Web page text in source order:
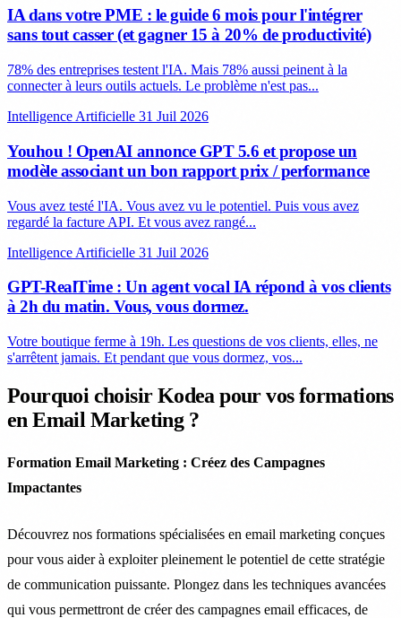
IA dans votre PME : le guide 6 mois pour l'intégrer
sans tout casser (et gagner 15 à 20% de productivité)
78% des entreprises testent l'IA. Mais 78% aussi peinent à la
connecter à leurs outils actuels. Le problème n'est pas...
Intelligence Artificielle 31 Juil 2026
Youhou ! OpenAI annonce GPT 5.6 et propose un
modèle associant un bon rapport prix / performance
Vous avez testé l'IA. Vous avez vu le potentiel. Puis vous avez
regardé la facture API. Et vous avez rangé...
Intelligence Artificielle 31 Juil 2026
GPT-RealTime : Un agent vocal IA répond à vos clients
à 2h du matin. Vous, vous dormez.
Votre boutique ferme à 19h. Les questions de vos clients, elles, ne
s'arrêtent jamais. Et pendant que vous dormez, vos...
Pourquoi choisir Kodea pour vos formations
en Email Marketing ?
Formation Email Marketing : Créez des Campagnes
Impactantes
Découvrez nos formations spécialisées en email marketing conçues
pour vous aider à exploiter pleinement le potentiel de cette stratégie
de communication puissante. Plongez dans les techniques avancées
qui vous permettront de créer des campagnes email efficaces, de